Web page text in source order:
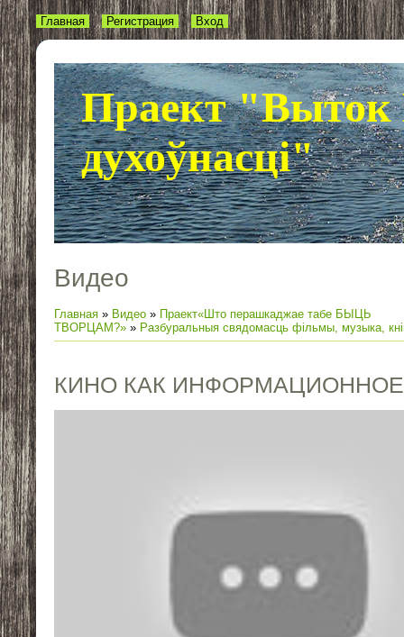
Праект "Выток
духоўнасці"
Главная Регистрация Вход
Видео
Главная » Видео » Праект«Што перашкаджае табе БЫЦЬ
ТВОРЦАМ?» » Разбуральныя свядомасць фільмы, музыка,
КИНО КАК